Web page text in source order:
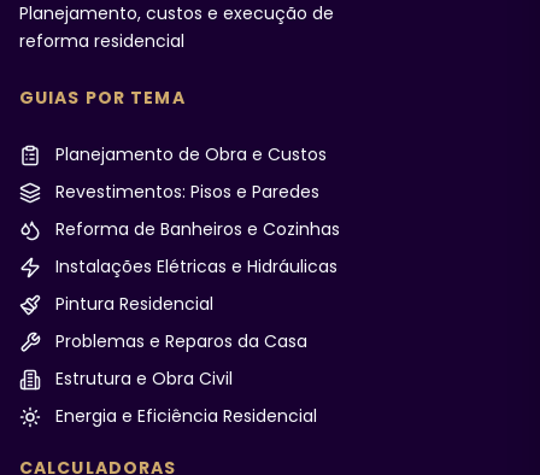
Planejamento, custos e execução de
reforma residencial
GUIAS POR TEMA
Planejamento de Obra e Custos
Revestimentos: Pisos e Paredes
Reforma de Banheiros e Cozinhas
Instalações Elétricas e Hidráulicas
Pintura Residencial
Problemas e Reparos da Casa
Estrutura e Obra Civil
Energia e Eficiência Residencial
CALCULADORAS